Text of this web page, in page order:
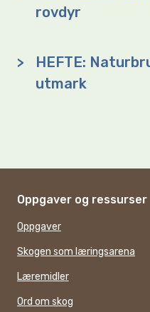
rovdyr
>
HEFTE:
utmark
Oppgaver og ressurser
Oppgaver
Skogen som læringsarena
Læremidler
Ord om skog